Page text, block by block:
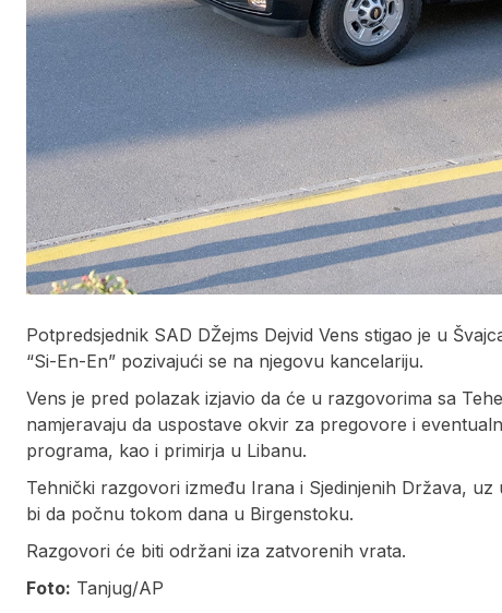
Potpredsjednik SAD DŽejms Dejvid Vens stigao je u
“Si-En-En” pozivajući se na njegovu kancelariju.
Vens je pred polazak izjavio da će u razgovorima sa
namjeravaju da uspostave okvir za pregovore i
programa, kao i primirja u Libanu.
Tehnički razgovori između Irana i Sjedinjenih Država,
bi da počnu tokom dana u Birgenstoku.
Razgovori će biti održani iza zatvorenih vrata.
Foto: Tanjug/AP